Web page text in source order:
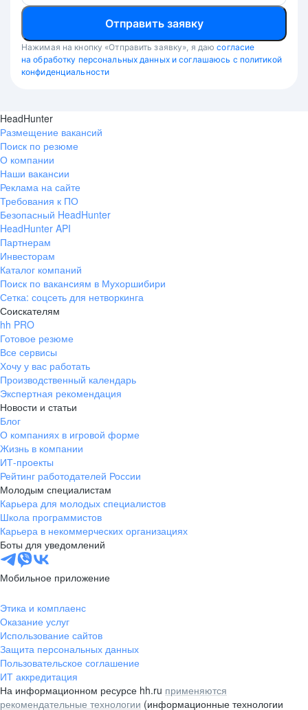
Отправить заявку
Нажимая на кнопку «Отправить заявку», я даю согласие
на обработку персональных данных и соглашаюсь с политикой
конфиденциальности
HeadHunter
Размещение вакансий
Поиск по резюме
О компании
Наши вакансии
Реклама на сайте
Требования к ПО
Безопасный HeadHunter
HeadHunter API
Партнерам
Инвесторам
Каталог компаний
Поиск по вакансиям в Мухоршибири
Сетка: соцсеть для нетворкинга
Соискателям
hh PRO
Готовое резюме
Все сервисы
Хочу у вас работать
Производственный календарь
Экспертная рекомендация
Новости и статьи
Блог
О компаниях в игровой форме
Жизнь в компании
ИТ-проекты
Рейтинг работодателей России
Молодым специалистам
Карьера для молодых специалистов
Школа программистов
Карьера в некоммерческих организациях
Боты для уведомлений
Мобильное приложение
Этика и комплаенс
Оказание услуг
Использование сайтов
Защита персональных данных
Пользовательское соглашение
ИТ аккредитация
На информационном ресурсе hh.ru применяются
рекомендательные технологии (информационные технологии